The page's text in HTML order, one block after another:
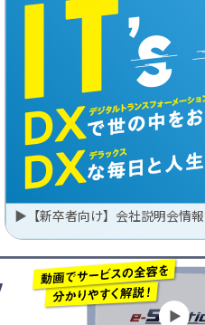
▶ 【新卒者向け】会社説明会情報